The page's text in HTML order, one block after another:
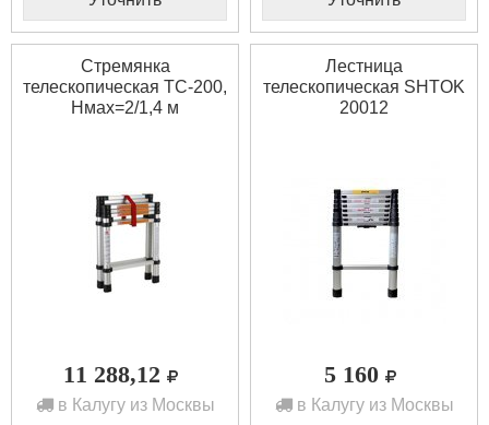
Стремянка
телескопическая ТС-200,
Нмах=2/1,4 м
11 288,12
в Калугу из Москвы
Лестница
телескопическая SHTOK
20012
5 160
в Калугу из Москвы